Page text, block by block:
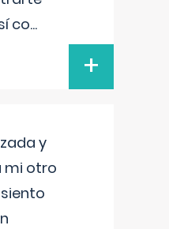
co...
+
y
mi otro